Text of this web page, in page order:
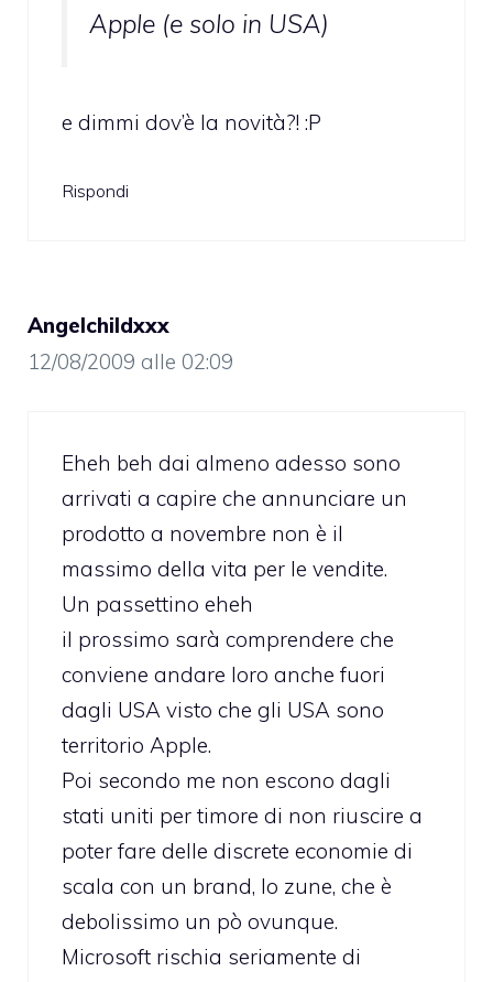
Apple (e solo in USA)
e dimmi dov’è la novità?! :P
Rispondi
Angelchildxxx
12/08/2009 alle 02:09
Eheh beh dai almeno adesso sono
arrivati a capire che annunciare un
prodotto a novembre non è il
massimo della vita per le vendite.
Un passettino eheh
il prossimo sarà comprendere che
conviene andare loro anche fuori
dagli USA visto che gli USA sono
territorio Apple.
Poi secondo me non escono dagli
stati uniti per timore di non riuscire a
poter fare delle discrete economie di
scala con un brand, lo zune, che è
debolissimo un pò ovunque.
Microsoft rischia seriamente di